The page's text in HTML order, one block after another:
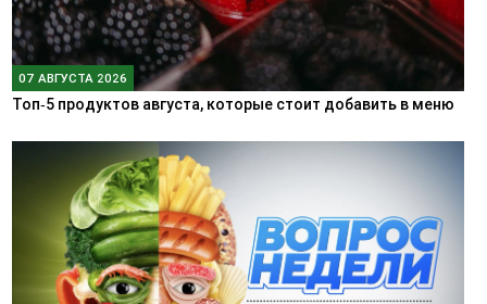
07 АВГУСТА 2026
Топ‑5 продуктов августа, которые стоит добавить в меню